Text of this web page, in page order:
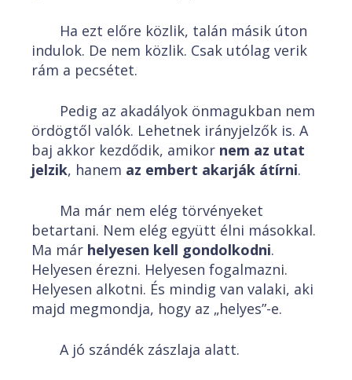
Ha ezt előre közlik, talán másik úton
indulok. De nem közlik. Csak utólag verik
rám a pecsétet.
Pedig az akadályok önmagukban nem
ördögtől valók. Lehetnek irányjelzők is. A
baj akkor kezdődik, amikor nem az utat
jelzik, hanem az embert akarják átírni.
Ma már nem elég törvényeket
betartani. Nem elég együtt élni másokkal.
Ma már helyesen kell gondolkodni.
Helyesen érezni. Helyesen fogalmazni.
Helyesen alkotni. És mindig van valaki, aki
majd megmondja, hogy az „helyes”-e.
A jó szándék zászlaja alatt.